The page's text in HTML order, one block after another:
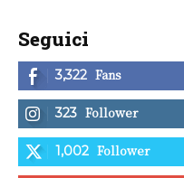
Seguici
3,322 Fans
323 Follower
1,002 Follower